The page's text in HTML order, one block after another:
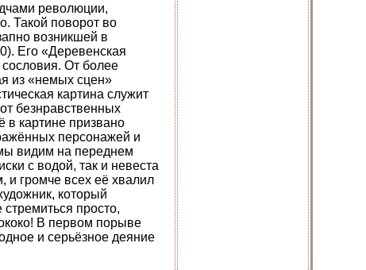
революции,
Такой поворот во
возникшей в
Его «Деревенская
сословия. От более
из «немых сцен»
картина служит
безнравственных
в картине призвано
персонажей и
видим на переднем
с водой, так и невеста
и громче всех её хвалил
который
просто,
В первом порыве
и серьёзное деяние